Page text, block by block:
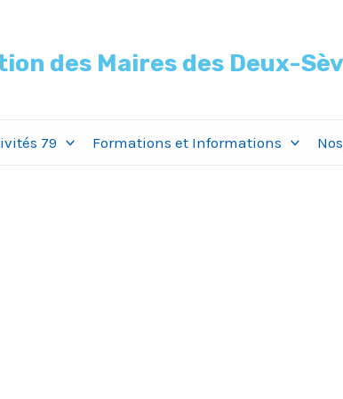
des Maires des Deux-
79 Formations et Informations